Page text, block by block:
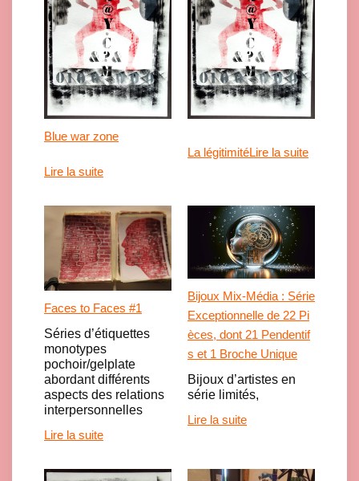
Blue war zone
Lire la suite
La légitimitéLire la suite
Faces to Faces #1
Séries d’étiquettes
monotypes
pochoir/gelplate
abordant différents
aspects des relations
interpersonnelles
Lire la suite
Bijoux Mix-Média : Série
Exceptionnelle de 22 Pi
èces, dont 21 Pendentif
s et 1 Broche Unique
Bijoux d’artistes en
série limités,
Lire la suite